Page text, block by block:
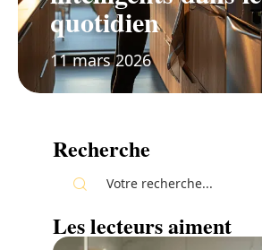
quotidien
11 mars 2026
Recherche
Les lecteurs aiment